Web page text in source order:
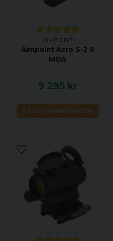
AIMPOINT
Aimpoint Acro S-2 9
MOA
9 295 kr
LÄGG I VARUKORGEN